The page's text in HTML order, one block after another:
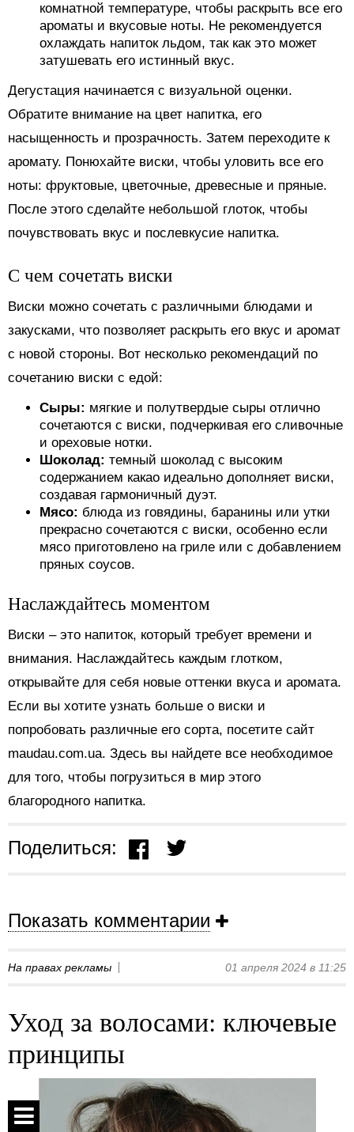
комнатной температуре, чтобы раскрыть все его
ароматы и вкусовые ноты. Не рекомендуется
охлаждать напиток льдом, так как это может
затушевать его истинный вкус.
Дегустация начинается с визуальной оценки.
Обратите внимание на цвет напитка, его
насыщенность и прозрачность. Затем переходите к
аромату. Понюхайте виски, чтобы уловить все его
ноты: фруктовые, цветочные, древесные и пряные.
После этого сделайте небольшой глоток, чтобы
почувствовать вкус и послевкусие напитка.
С чем сочетать виски
Виски можно сочетать с различными блюдами и
закусками, что позволяет раскрыть его вкус и аромат
с новой стороны. Вот несколько рекомендаций по
сочетанию виски с едой:
Сыры: мягкие и полутвердые сыры отлично
сочетаются с виски, подчеркивая его сливочные
и ореховые нотки.
Шоколад: темный шоколад с высоким
содержанием какао идеально дополняет виски,
создавая гармоничный дуэт.
Мясо: блюда из говядины, баранины или утки
прекрасно сочетаются с виски, особенно если
мясо приготовлено на гриле или с добавлением
пряных соусов.
Наслаждайтесь моментом
Виски – это напиток, который требует времени и
внимания. Наслаждайтесь каждым глотком,
открывайте для себя новые оттенки вкуса и аромата.
Если вы хотите узнать больше о виски и
попробовать различные его сорта, посетите сайт
maudau.com.ua. Здесь вы найдете все необходимое
для того, чтобы погрузиться в мир этого
благородного напитка.
Поделиться:
Показать комментарии
На правах рекламы 01 апреля 2024 в 11:25
Уход за волосами: ключевые
принципы